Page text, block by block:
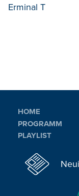
Erminal T
HOME
PROGRAMM
PLAYLIST